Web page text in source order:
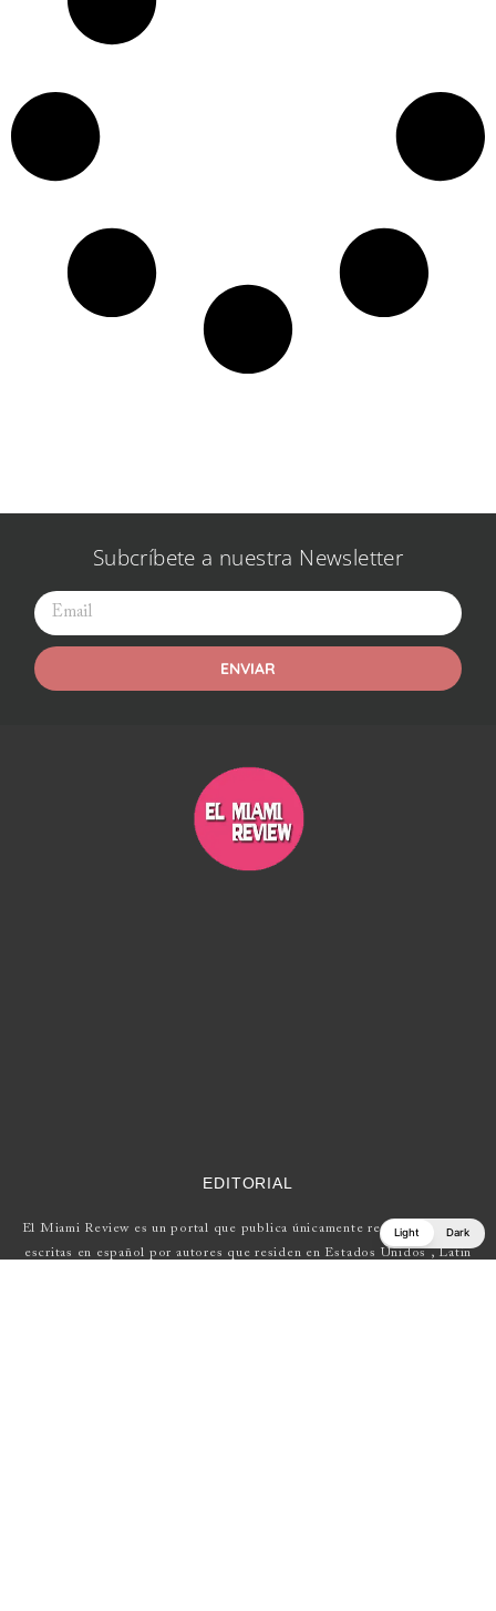
Subcríbete a nuestra Newsletter
ENVIAR
EDITORIAL
El Miami Review es un portal que publica únicamente reseñas de obras
escritas en español por autores que residen en Estados Unidos , Latin
Light Dark